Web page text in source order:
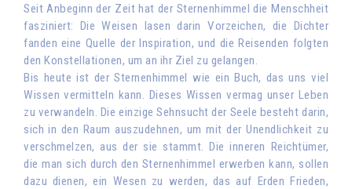
Seit Anbeginn der Zeit hat der Sternenhimmel die Menschheit
fasziniert: Die Weisen lasen darin Vorzeichen, die Dichter
fanden eine Quelle der Inspiration, und die Reisenden folgten
den Konstellationen, um an ihr Ziel zu gelangen.
Bis heute ist der Sternenhimmel wie ein Buch, das uns viel
Wissen vermitteln kann. Dieses Wissen vermag unser Leben
zu verwandeln. Die einzige Sehnsucht der Seele besteht darin,
sich in den Raum auszudehnen, um mit der Unendlichkeit zu
verschmelzen, aus der sie stammt. Die inneren Reichtümer,
die man sich durch den Sternenhimmel erwerben kann, sollen
dazu dienen, ein Wesen zu werden, das auf Erden Frieden,